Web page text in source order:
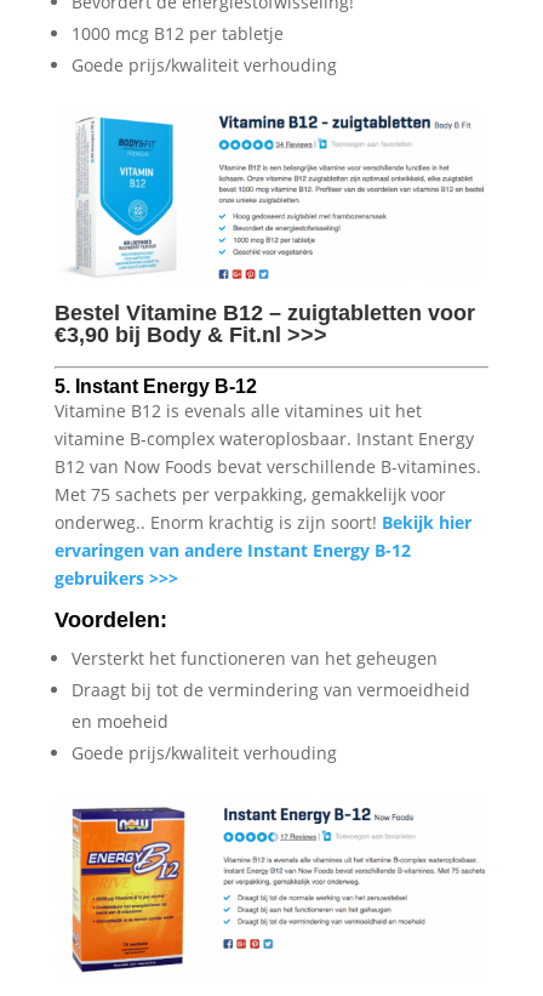
1000 mcg B12 per tabletje
Goede prijs/kwaliteit verhouding
Bestel Vitamine B12 – zuigtabletten voor
€3,90 bij Body & Fit.nl >>>
5. Instant Energy B-12
Vitamine B12 is evenals alle vitamines uit het
vitamine B-complex wateroplosbaar. Instant Energy
B12 van Now Foods bevat verschillende B-vitamines.
Met 75 sachets per verpakking, gemakkelijk voor
onderweg.. Enorm krachtig is zijn soort! Bekijk hier
ervaringen van andere Instant Energy B-12
gebruikers >>>
Voordelen:
Versterkt het functioneren van het geheugen
Draagt bij tot de vermindering van vermoeidheid
en moeheid
Goede prijs/kwaliteit verhouding